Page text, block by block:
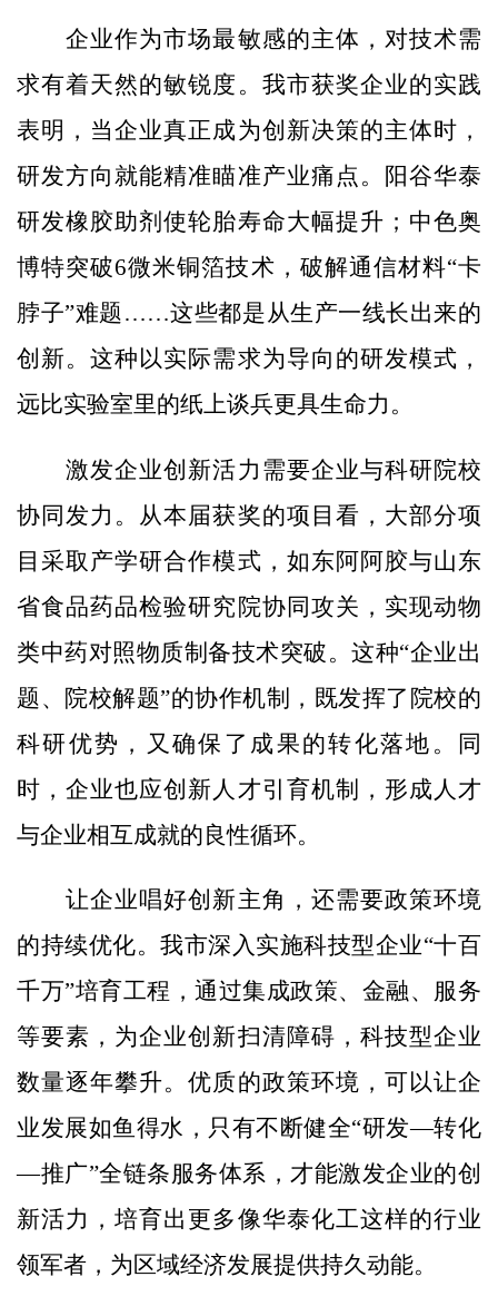
企业作为市场最敏感的主体，对技术需
求有着天然的敏锐度。我市获奖企业的实践
表明，当企业真正成为创新决策的主体时，
研发方向就能精准瞄准产业痛点。阳谷华泰
研发橡胶助剂使轮胎寿命大幅提升；中色奥
博特突破6微米铜箔技术，破解通信材料“卡
脖子”难题……这些都是从生产一线长出来的
创新。这种以实际需求为导向的研发模式，
远比实验室里的纸上谈兵更具生命力。
激发企业创新活力需要企业与科研院校
协同发力。从本届获奖的项目看，大部分项
目采取产学研合作模式，如东阿阿胶与山东
省食品药品检验研究院协同攻关，实现动物
类中药对照物质制备技术突破。这种“企业出
题、院校解题”的协作机制，既发挥了院校的
科研优势，又确保了成果的转化落地。同
时，企业也应创新人才引育机制，形成人才
与企业相互成就的良性循环。
让企业唱好创新主角，还需要政策环境
的持续优化。我市深入实施科技型企业“十百
千万”培育工程，通过集成政策、金融、服务
等要素，为企业创新扫清障碍，科技型企业
数量逐年攀升。优质的政策环境，可以让企
业发展如鱼得水，只有不断健全“研发—转化
—推广”全链条服务体系，才能激发企业的创
新活力，培育出更多像华泰化工这样的行业
领军者，为区域经济发展提供持久动能。